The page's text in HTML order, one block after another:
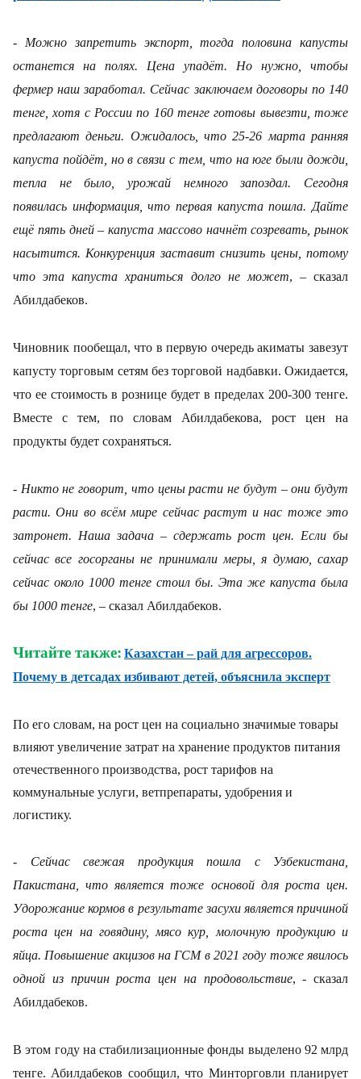
- Можно запретить экспорт, тогда половина капусты
останется на полях. Цена упадёт. Но нужно, чтобы
фермер наш заработал. Сейчас заключаем договоры по 140
тенге, хотя с России по 160 тенге готовы вывезти, тоже
предлагают деньги. Ожидалось, что 25-26 марта ранняя
капуста пойдёт, но в связи с тем, что на юге были дожди,
тепла не было, урожай немного запоздал. Сегодня
появилась информация, что первая капуста пошла. Дайте
ещё пять дней – капуста массово начнёт созревать, рынок
насытится. Конкуренция заставит снизить цены, потому
что эта капуста храниться долго не может, – сказал
Абилдабеков.
Чиновник пообещал, что в первую очередь акиматы завезут
капусту торговым сетям без торговой надбавки. Ожидается,
что ее стоимость в рознице будет в пределах 200-300 тенге.
Вместе с тем, по словам Абилдабекова, рост цен на
продукты будет сохраняться.
- Никто не говорит, что цены расти не будут – они будут
расти. Они во всём мире сейчас растут и нас тоже это
затронет. Наша задача – сдержать рост цен. Если бы
сейчас все госорганы не принимали меры, я думаю, сахар
сейчас около 1000 тенге стоил бы. Эта же капуста была
бы 1000 тенге, – сказал Абилдабеков.
Читайте также: Казахстан – рай для агрессоров.
Почему в детсадах избивают детей, объяснила эксперт
По его словам, на рост цен на социально значимые товары
влияют увеличение затрат на хранение продуктов питания
отечественного производства, рост тарифов на
коммунальные услуги, ветпрепараты, удобрения и
логистику.
- Сейчас свежая продукция пошла с Узбекистана,
Пакистана, что является тоже основой для роста цен.
Удорожание кормов в результате засухи является причиной
роста цен на говядину, мясо кур, молочную продукцию и
яйца. Повышение акцизов на ГСМ в 2021 году тоже явилось
одной из причин роста цен на продовольствие, - сказал
Абилдабеков.
В этом году на стабилизационные фонды выделено 92 млрд
тенге. Абилдабеков сообщил, что Минторговли планирует